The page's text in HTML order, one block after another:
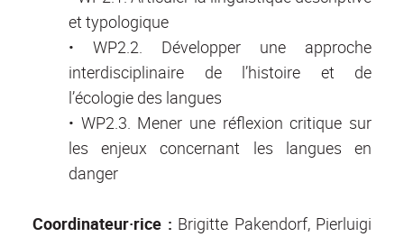
et typologique
• WP2.2. Développer une approche
interdisciplinaire de l’histoire et de
l’écologie des langues
• WP2.3. Mener une réflexion critique sur
les enjeux concernant les langues en
danger
Coordinateur·rice : Brigitte Pakendorf, Pierluigi